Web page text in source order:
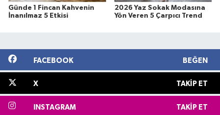
Günde 1 Fincan Kahvenin
İnanılmaz 5 Etkisi
2026 Yaz Sokak Modasına
Yön Veren 5 Çarpıcı Trend
FACEBOOK BEĞEN
X TAKIP ET
INSTAGRAM TAKIP ET